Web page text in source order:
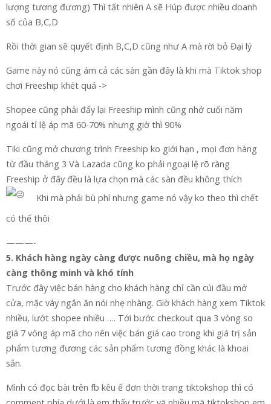
lượng tương đương) Thì tất nhiên A sẽ Húp được nhiều doanh
số của B,C,D
Rồi thời gian sẽ quyết định B,C,D cũng như A mà rời bỏ Đại lý
Game này nó cũng ám cả các sàn gần đây là khi mà Tiktok shop
chơi Freeship khét quá ->
Shopee cũng phải đẩy lại Freeship mình cũng nhớ cuối năm
ngoái tỉ lệ áp mã 60-70% nhưng giờ thì 90%
Tiki cũng mở chương trình Freeship ko giới hạn , mọi đơn hàng
từ đầu tháng 3 Và Lazada cũng ko phải ngoại lệ rõ ràng
Freeship ở đây đều là lựa chọn mà các sàn đều không thích
Khi mà phải bù phí nhưng game nó vậy ko theo thì chết
có thế thôi
———-
5. Khách hàng ngày càng được nuông chiều, mà họ ngày
càng thông minh và khó tính
Trước đây việc bán hàng cho khách hàng chỉ cần cúi đầu mở
cửa, mặc váy ngắn ăn nói nhẹ nhàng. Giờ khách hàng xem Tiktok
nhiều, lướt shopee nhiều …. Tới bước checkout qua 3 vòng so
giá 7 vòng áp mã cho nên việc bán giá cao trong khi giá trị sản
phẩm tương đương các sản phẩm tương đồng khác là khoai
sắn.
Mình có đọc bài trên fb kêu ế đơn thời trang tiktokshop thì có